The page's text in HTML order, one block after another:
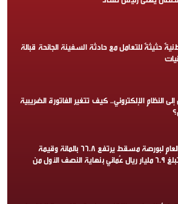
حثيثةٌ للتعامل مع حادثة السفينة الجانحة قبالة
النظام الإلكتروني.. كيف تتغير الفاتورة الضريبية
المؤشر العام لبورصة مسقط يرتفع 66.8 بالمائة وقيمة
التداول تبلغ 6.9 مليار ريال عُماني بنهاية النصف الأول من